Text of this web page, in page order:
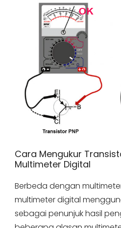
Cara Mengukur
Multimeter Digital
Berbeda dengan
multimeter digital
sebagai penunjuk hasil